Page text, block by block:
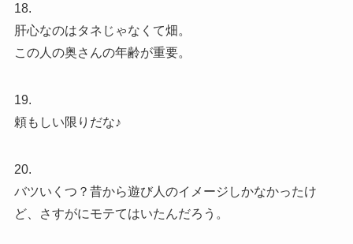
18.
肝心なのはタネじゃなくて畑。
この人の奥さんの年齢が重要。
19.
頼もしい限りだな♪
20.
バツいくつ？昔から遊び人のイメージしかなかったけ
ど、さすがにモテてはいたんだろう。